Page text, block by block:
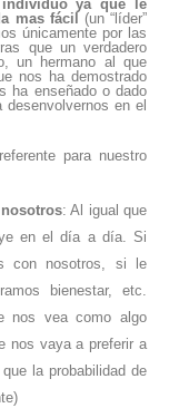
ya que le
mas fácil (un “líder”
únicamente por las
que un verdadero
un hermano al que
nos ha demostrado
ha enseñado o dado
en el
para nuestro
: Al igual que
en el día a día. Si
con nosotros, si le
bienestar, etc.
nos vea como algo
nos vaya a preferir a
la probabilidad de